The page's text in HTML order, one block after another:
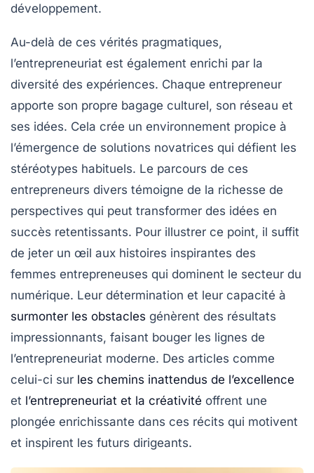
développement.
Au-delà de ces vérités pragmatiques,
l’entrepreneuriat est également enrichi par la
diversité des expériences. Chaque entrepreneur
apporte son propre bagage culturel, son réseau et
ses idées. Cela crée un environnement propice à
l’émergence de solutions novatrices qui défient les
stéréotypes habituels. Le parcours de ces
entrepreneurs divers témoigne de la richesse de
perspectives qui peut transformer des idées en
succès retentissants. Pour illustrer ce point, il suffit
de jeter un œil aux histoires inspirantes des
femmes entrepreneuses qui dominent le secteur du
numérique. Leur détermination et leur capacité à
surmonter les obstacles génèrent des résultats
impressionnants, faisant bouger les lignes de
l’entrepreneuriat moderne. Des articles comme
celui-ci sur les chemins inattendus de l’excellence
et l’entrepreneuriat et la créativité offrent une
plongée enrichissante dans ces récits qui motivent
et inspirent les futurs dirigeants.